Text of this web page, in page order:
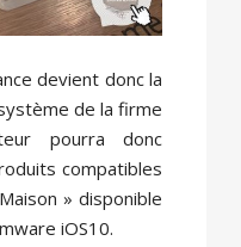
devient donc la
de la firme
pourra donc
compatibles
» disponible
iOS10.